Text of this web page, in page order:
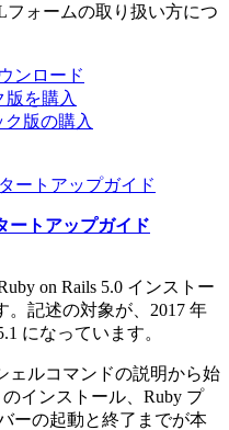
ォームの取り扱い方につ
ンロード
版を購入
版の購入
ートアップガイド
on Rails 5.0 インストー
。記述の対象が、2017 年
になっています。
ェルコマンドの説明から始
のインストール、Ruby プ
ーの起動と終了までが本